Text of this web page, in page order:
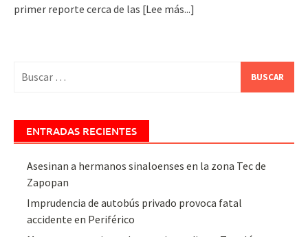
primer reporte cerca de las [Lee más...]
ENTRADAS RECIENTES
Asesinan a hermanos sinaloenses en la zona Tec de
Zapopan
Imprudencia de autobús privado provoca fatal
accidente en Periférico